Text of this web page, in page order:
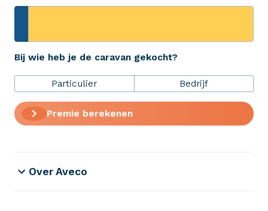
Bij wie heb je de caravan gekocht?
Particulier Bedrijf
Premie berekenen
+31 (0)523 - 20 80 30
Verzekeringen
Over Aveco